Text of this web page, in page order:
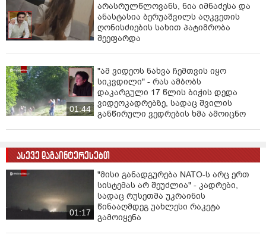
არასრულწლოვანს, ნია იმნაძესა და
ანასტასია ბერუაშვილს აღკვეთის
ღონისძიების სახით პატიმრობა
შეეფარდა
01:44
"ამ ვიდეოს ნახვა ჩემთვის იყო
სიკვდილი" - რას ამბობს
დაკარგული 17 წლის ბიჭის დედა
ვიდეოკადრებზე, სადაც შვილის
განწირული ვედრების ხმა ამოიცნო
ასევე დაგაინტერესებთ
01:17
"მისი განადგურება NATO-ს არც ერთ
სისტემას არ შეუძლია" - კადრები,
სადაც რუსეთმა უკრაინის
წინააღმდეგ უახლესი რაკეტა
გამოიყენა